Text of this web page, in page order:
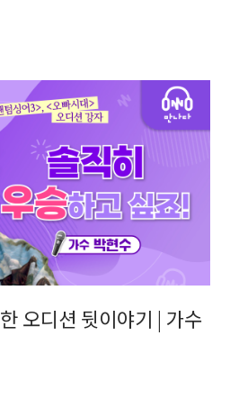
오디션 뒷이야기 | 가수